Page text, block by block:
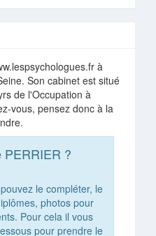
à
Son cabinet est situé
de l'Occupation à
vous, pensez donc à la
PERRIER ?
le compléter, le
photos pour
Pour cela il vous
pour prendre le